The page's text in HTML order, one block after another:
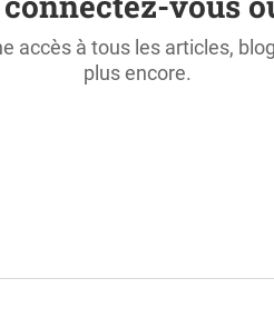
accès à tous les articles,
plus encore.